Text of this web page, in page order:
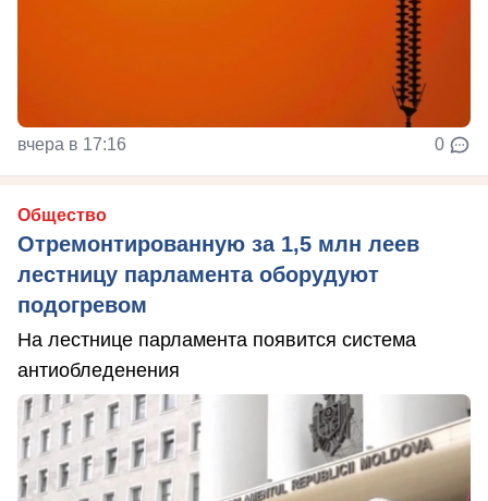
вчера в 17:16 0
Общество
Отремонтированную за 1,5 млн леев
лестницу парламента оборудуют
подогревом
На лестнице парламента появится система
антиобледенения